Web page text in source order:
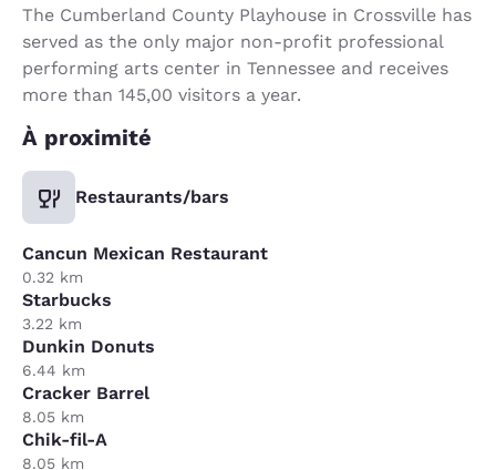
The Cumberland County Playhouse in Crossville has
served as the only major non-profit professional
performing arts center in Tennessee and receives
more than 145,00 visitors a year.
À proximité
Restaurants/bars
Cancun Mexican Restaurant
0.32 km
Starbucks
3.22 km
Dunkin Donuts
6.44 km
Cracker Barrel
8.05 km
Chik-fil-A
8.05 km